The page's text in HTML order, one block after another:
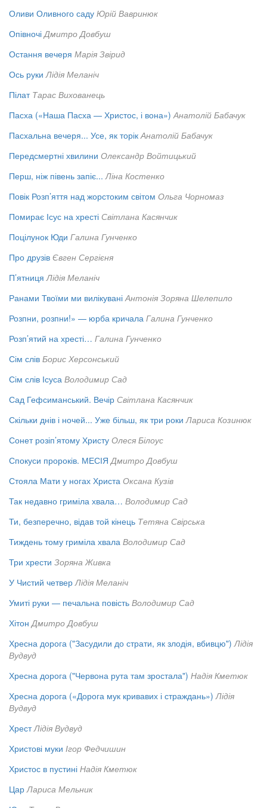
Оливи Оливного саду Юрій Вавринюк
Опівночі Дмитро Довбуш
Остання вечеря Марія Звірид
Ось руки Лідія Меланіч
Пілат Тарас Вихованець
Пасха («Наша Пасха — Христос, і вона») Анатолій Бабачук
Пасхальна вечеря... Усе, як торік Анатолій Бабачук
Передсмертні хвилини Олександр Войтицький
Перш, ніж півень запіє... Ліна Костенко
Повік Розп’яття над жорстоким світом Ольга Чорномаз
Помирає Ісус на хресті Світлана Касянчик
Поцілунок Юди Галина Гунченко
Про друзів Євген Сергієня
П’ятниця Лідія Меланіч
Ранами Твоїми ми вилікувані Антонія Зоряна Шелепило
Розпни, розпни!» — юрба кричала Галина Гунченко
Розп’ятий на хресті… Галина Гунченко
Сім слів Борис Херсонський
Сім слів Ісуса Володимир Сад
Сад Гефсиманський. Вечір Світлана Касянчик
Скільки днів і ночей... Уже більш, як три роки Лариса Козинюк
Сонет розіп’ятому Христу Олеся Білоус
Спокуси пророків. МЕСІЯ Дмитро Довбуш
Стояла Мати у ногах Христа Оксана Кузів
Так недавно гриміла хвала… Володимир Сад
Ти, безперечно, відав той кінець Тетяна Свірська
Тиждень тому гриміла хвала Володимир Сад
Три хрести Зоряна Живка
У Чистий четвер Лідія Меланіч
Умиті руки — печальна повість Володимир Сад
Хітон Дмитро Довбуш
Хресна дорога ("Засудили до страти, як злодія, вбивцю") Лідія
Вудвуд
Хресна дорога ("Червона рута там зростала") Надія Кметюк
Хресна дорога («Дорога мук кривавих і страждань») Лідія
Вудвуд
Хрест Лідія Вудвуд
Христові муки Ігор Федчишин
Христос в пустині Надія Кметюк
Цар Лариса Мельник